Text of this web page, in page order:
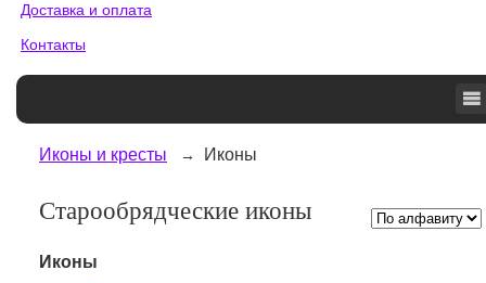
Доставка и оплата
Контакты
Иконы и кресты Иконы
Старообрядческие иконы
Иконы